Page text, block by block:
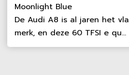
Moonlight Blue
De Audi A8 is al jaren het
merk, en deze 60 TFSI e qu...